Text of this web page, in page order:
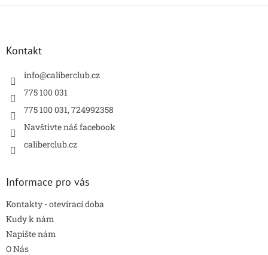
Z
Kontakt
info@caliberclub.cz
775 100 031
775 100 031, 724992358
Navštivte náš facebook
caliberclub.cz
Informace pro vás
Kontakty - otevírací doba
Kudy k nám
Napište nám
O Nás